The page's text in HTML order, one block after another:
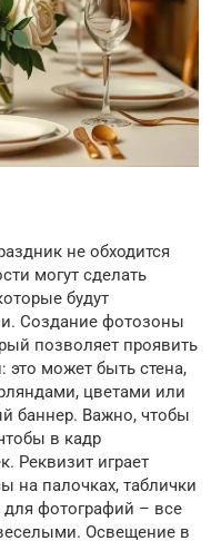
не обходится
могут сделать
будут
Создание фотозоны
позволяет проявить
может быть стена,
цветами или
баннер. Важно, чтобы
в кадр
Реквизит играет
на палочках, таблички
фотографий – все
Освещение в